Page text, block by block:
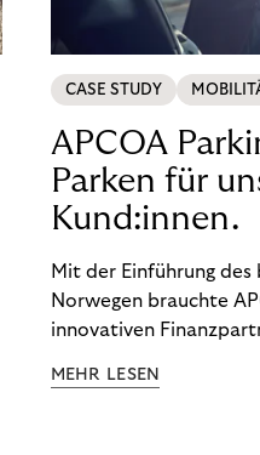
CASE STUDY
APCOA
Parken für
Kund:innen.
Mit der Einführung
Norwegen brauchte
innovativen
Erlebnis.
MEHR LESEN